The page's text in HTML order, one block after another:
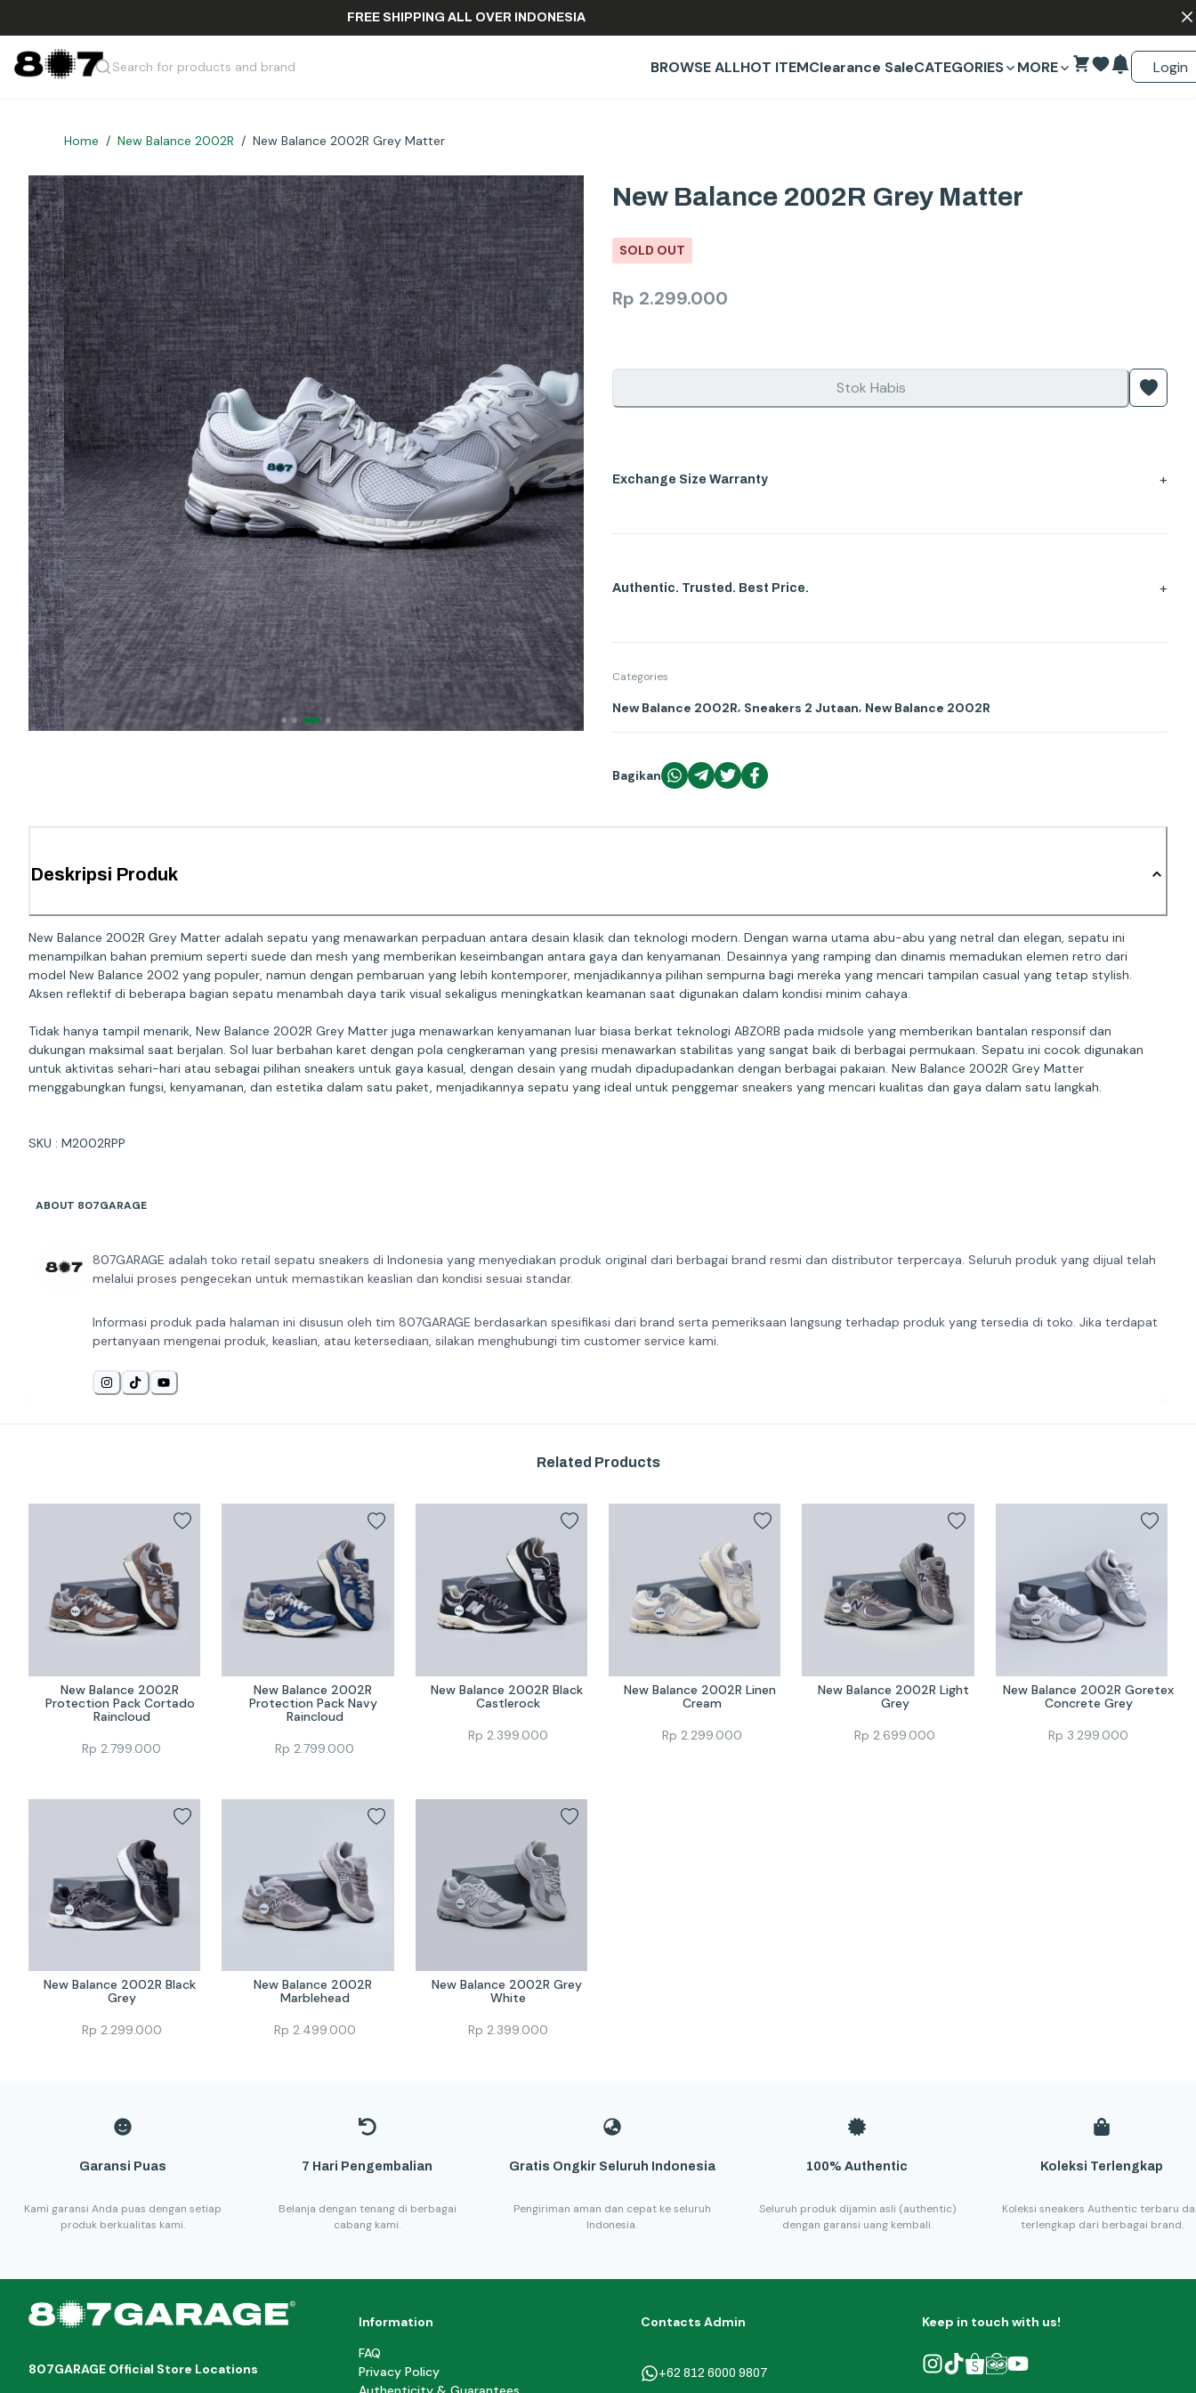
FREE SHIPPING ALL OVER INDONESIA
Search for products and brand BROWSE ALLHOT ITEMClearance SaleCATEGORIES MORE Login
Home / New Balance 2002R / New Balance 2002R Grey Matter
New Balance 2002R Grey Matter
SOLD OUT
Rp 2.299.000
Stok Habis
Exchange Size Warranty +
Authentic. Trusted. Best Price. +
Categories
New Balance 2002R, Sneakers 2 Jutaan, New Balance 2002R
Bagikan
Deskripsi Produk
New Balance 2002R Grey Matter adalah sepatu yang menawarkan perpaduan antara desain klasik dan teknologi modern. Dengan warna utama abu-abu yang netral dan elegan, sepatu ini
menampilkan bahan premium seperti suede dan mesh yang memberikan keseimbangan antara gaya dan kenyamanan. Desainnya yang ramping dan dinamis memadukan elemen retro dari
model New Balance 2002 yang populer, namun dengan pembaruan yang lebih kontemporer, menjadikannya pilihan sempurna bagi mereka yang mencari tampilan casual yang tetap stylish.
Aksen reflektif di beberapa bagian sepatu menambah daya tarik visual sekaligus meningkatkan keamanan saat digunakan dalam kondisi minim cahaya.
Tidak hanya tampil menarik, New Balance 2002R Grey Matter juga menawarkan kenyamanan luar biasa berkat teknologi ABZORB pada midsole yang memberikan bantalan responsif dan
dukungan maksimal saat berjalan. Sol luar berbahan karet dengan pola cengkeraman yang presisi menawarkan stabilitas yang sangat baik di berbagai permukaan. Sepatu ini cocok digunakan
untuk aktivitas sehari-hari atau sebagai pilihan sneakers untuk gaya kasual, dengan desain yang mudah dipadupadankan dengan berbagai pakaian. New Balance 2002R Grey Matter
menggabungkan fungsi, kenyamanan, dan estetika dalam satu paket, menjadikannya sepatu yang ideal untuk penggemar sneakers yang mencari kualitas dan gaya dalam satu langkah.
SKU : M2002RPP
ABOUT 807GARAGE
807GARAGE adalah toko retail sepatu sneakers di Indonesia yang menyediakan produk original dari berbagai brand resmi dan distributor terpercaya. Seluruh produk yang dijual telah
melalui proses pengecekan untuk memastikan keaslian dan kondisi sesuai standar.
Informasi produk pada halaman ini disusun oleh tim 807GARAGE berdasarkan spesifikasi dari brand serta pemeriksaan langsung terhadap produk yang tersedia di toko. Jika terdapat
pertanyaan mengenai produk, keaslian, atau ketersediaan, silakan menghubungi tim customer service kami.
Related Products
New Balance 2002R
Protection Pack Cortado
Raincloud
Rp 2.799.000
New Balance 2002R
Protection Pack Navy
Raincloud
Rp 2.799.000
New Balance 2002R Black
Castlerock
Rp 2.399.000
New Balance 2002R Linen
Cream
Rp 2.299.000
New Balance 2002R Light
Grey
Rp 2.699.000
New Balance 2002R Goretex
Concrete Grey
Rp 3.299.000
New Balance 2002R Black
Grey
Rp 2.299.000
New Balance 2002R
Marblehead
Rp 2.499.000
New Balance 2002R Grey
White
Rp 2.399.000
Garansi Puas
Kami garansi Anda puas dengan setiap
produk berkualitas kami.
7 Hari Pengembalian
Belanja dengan tenang di berbagai
cabang kami.
Gratis Ongkir Seluruh Indonesia
Pengiriman aman dan cepat ke seluruh
Indonesia.
100% Authentic
Seluruh produk dijamin asli (authentic)
dengan garansi uang kembali.
Koleksi Terlengkap
Koleksi sneakers Authentic terbaru
terlengkap dari berbagai brand.
807GARAGE Official Store Locations
Information
FAQ
Privacy Policy
Contacts Admin
+62 812 6000 9807
Keep in touch with us!